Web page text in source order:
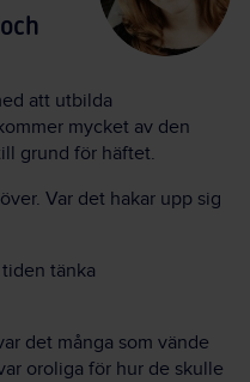
att utbilda
mycket av den
grund för häftet.
Var det hakar upp sig
tänka
det många som vände
oroliga för hur de skulle